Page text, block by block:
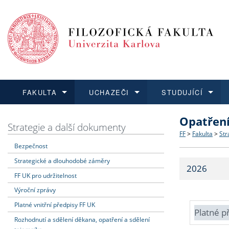
FAKULTA
Dozvědět se více
Struktura
Strategie
Fakultní
UCHAZEČI
Podat přihlášku
Co
Učitelské
STUDUJÍCÍ
Dozvědět se více
Dozvědět se více
O vědě a
Dozvědět se více
Aktuální
Strategie a další dokumenty
Bezpečnost
Strategické a dlouhodobé záměry
FF UK pro udržitelnost
Výroční zprávy
Platné vnitřní předpisy FF UK
Rozhodnutí a sdělení děkana, opatření a sdělení
FF > Fakulta >
2026
Platné